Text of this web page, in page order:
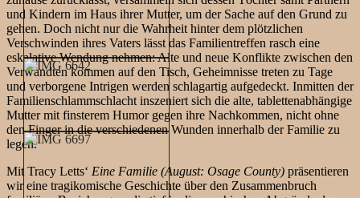
und Kindern im Haus ihrer Mutter, um der Sache auf den Grund zu
gehen. Doch nicht nur die Wahrheit hinter dem plötzlichen
Verschwinden ihres Vaters lässt das Familientreffen rasch eine
eskalative Wendung nehmen: Alte und neue Konflikte zwischen den
Verwandten kommen auf den Tisch, Geheimnisse treten zu Tage
und verborgene Intrigen werden schlagartig aufgedeckt. Inmitten der
Familienschlammschlacht inszeniert sich die alte, tablettenabhängige
Mutter mit finsterem Humor gegen ihre Nachkommen, nicht ohne
den Finger in die verschiedenen Wunden innerhalb der Familie zu
legen.
Mit Tracy Letts‘ Eine Familie (August: Osage County) präsentieren
wir eine tragikomische Geschichte über den Zusammenbruch